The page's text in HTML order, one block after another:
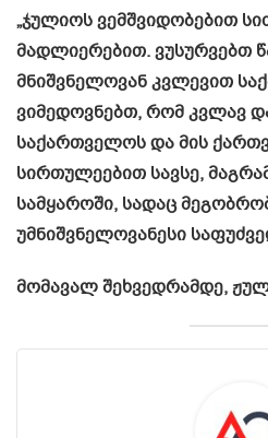
„ჯულიოს ვემშვიდობებით
მადლიერებით. ვუსურვებთ
მნიშვნელოვან კვლევით
ვიმედოვნებთ, რომ კვლავ
საქართველოს და მის
სირთულეებით სავსე,
სამყაროში, სადაც
უმნიშვნელოვანესი
მომავალ შეხვედრამდე,